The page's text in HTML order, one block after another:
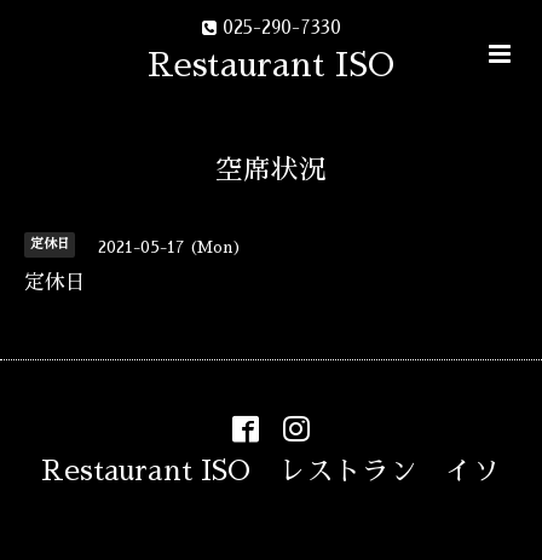
025-290-7330
Restaurant ISO
空席状況
定休日 2021-05-17 (Mon)
定休日
Restaurant ISO レストラン イソ